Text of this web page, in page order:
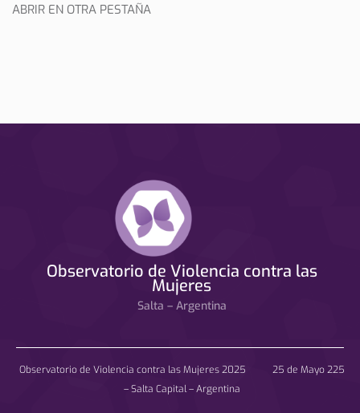
ABRIR EN OTRA PESTAÑA
Observatorio de Violencia contra las
Mujeres
Salta – Argentina
Observatorio de Violencia contra las Mujeres 2025 25 de Mayo 225
– Salta Capital – Argentina